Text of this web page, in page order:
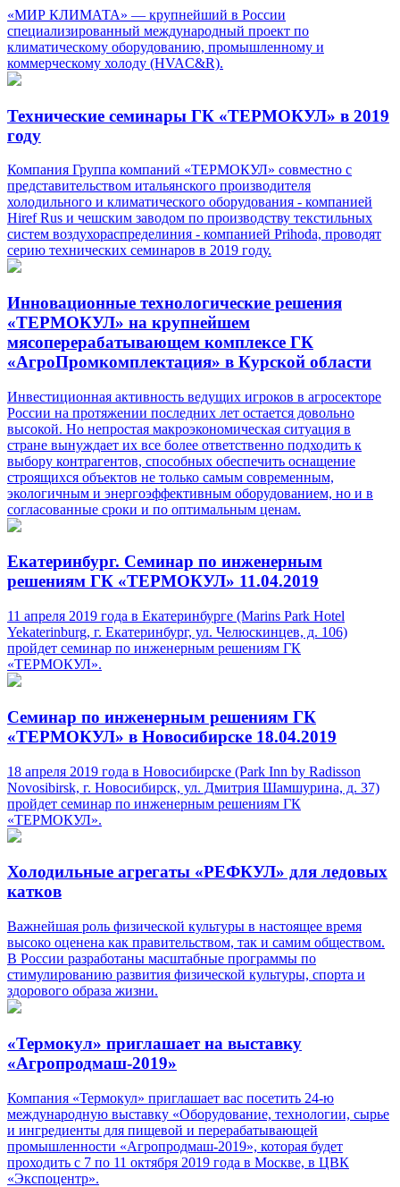
«МИР КЛИМАТА» — крупнейший в России
специализированный международный проект по
климатическому оборудованию, промышленному и
коммерческому холоду (HVAC&R).
Технические семинары ГК «ТЕРМОКУЛ» в 2019
году
Компания Группа компаний «ТЕРМОКУЛ» совместно с
представительством итальянского производителя
холодильного и климатического оборудования - компанией
Hiref Rus и чешским заводом по производству текстильных
систем воздухораспределиния - компанией Prihoda, проводят
серию технических семинаров в 2019 году.
Инновационные технологические решения
«ТЕРМОКУЛ» на крупнейшем
мясоперерабатывающем комплексе ГК
«АгроПромкомплектация» в Курской области
Инвестиционная активность ведущих игроков в агросекторе
России на протяжении последних лет остается довольно
высокой. Но непростая макроэкономическая ситуация в
стране вынуждает их все более ответственно подходить к
выбору контрагентов, способных обеспечить оснащение
строящихся объектов не только самым современным,
экологичным и энергоэффективным оборудованием, но и в
согласованные сроки и по оптимальным ценам.
Екатеринбург. Семинар по инженерным
решениям ГК «ТЕРМОКУЛ» 11.04.2019
11 апреля 2019 года в Екатеринбурге (Marins Park Hotel
Yekaterinburg, г. Екатеринбург, ул. Челюскинцев, д. 106)
пройдет семинар по инженерным решениям ГК
«ТЕРМОКУЛ».
Семинар по инженерным решениям ГК
«ТЕРМОКУЛ» в Новосибирске 18.04.2019
18 апреля 2019 года в Новосибирске (Park Inn by Radisson
Novosibirsk, г. Новосибирск, ул. Дмитрия Шамшурина, д. 37)
пройдет семинар по инженерным решениям ГК
«ТЕРМОКУЛ».
Холодильные агрегаты «РЕФКУЛ» для ледовых
катков
Важнейшая роль физической культуры в настоящее время
высоко оценена как правительством, так и самим обществом.
В России разработаны масштабные программы по
стимулированию развития физической культуры, спорта и
здорового образа жизни.
«Термокул» приглашает на выставку
«Агропродмаш-2019»
Компания «Термокул» приглашает вас посетить 24-ю
международную выставку «Оборудование, технологии, сырье
и ингредиенты для пищевой и перерабатывающей
промышленности «Агропродмаш-2019», которая будет
проходить с 7 по 11 октября 2019 года в Москве, в ЦВК
«Экспоцентр».